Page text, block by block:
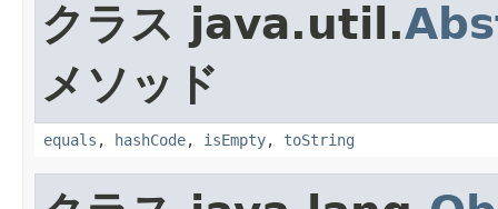
クラス java.util.
メソッド
equals , hashCode, isEmpty, toString